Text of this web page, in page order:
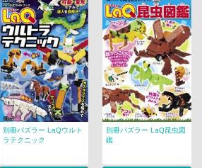
別冊パズラー LaQウルト
ラテクニック
別冊パズラー LaQ昆虫図
鑑